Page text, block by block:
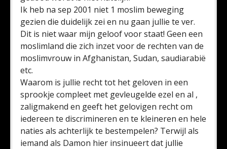
Ik heb na sep 2001 niet 1 moslim beweging
gezien die duidelijk zei en nu gaan jullie te ver.
Dit is niet waar mijn geloof voor staat! Geen een
moslimland die zich inzet voor de rechten van de
moslimvrouw in Afghanistan, Sudan, saudiarabië
etc.
Waarom is jullie recht tot het geloven in een
sprookje compleet met gevleugelde ezel en al ,
zaligmakend en geeft het gelovigen recht om
iedereen te discrimineren en te kleineren en hele
naties als achterlijk te bestempelen? Terwijl als
iemand als Damon hier insinueert dat jullie